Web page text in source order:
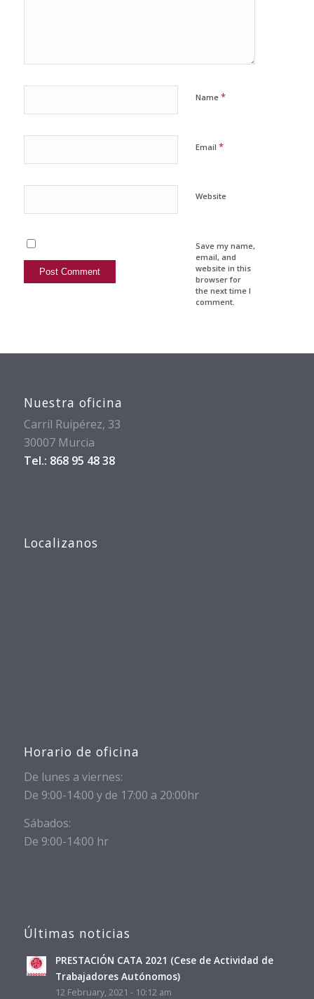
Name *
Email *
Website
Save my name,
email, and
website in this
browser for
the next time I
comment.
Nuestra oficina
Carril Ruipérez, 33
30007 Murcia
Tel.: 868 95 48 38
Localizanos
Horario de oficina
De lunes a viernes:
De 9:00-14:00 y de 17:00 a 20:00hr
Sábados:
De 9:00-14:00 hr
Últimas noticias
PRESTACIÓN CATA 2021 (Cese de Actividad de
Trabajadores Autónomos)
12 February, 2021 - 10:12 am